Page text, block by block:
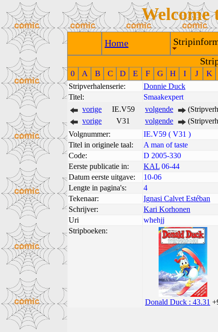
Welcome
Home
0 A B C D E F G H I J K
Stripverhalenserie:
Donnie Duck
Titel:
Smaakexpert
vorige
IE.V59 volgende
vorige
V31 volgende
Volgnummer:
IE.V59 ( V31 )
Titel in originele taal:
A man of taste
Code:
D 2005-330
Eerste publicatie in:
KAL 06-44
Datum eerste uitgave:
10-06
Lengte in pagina's:
4
Tekenaar:
Ignasi Calvet Estéban
Schrijver:
Kari Korhonen
Uri
whehjj
Stripboeken:
Donald Duck : 43.31